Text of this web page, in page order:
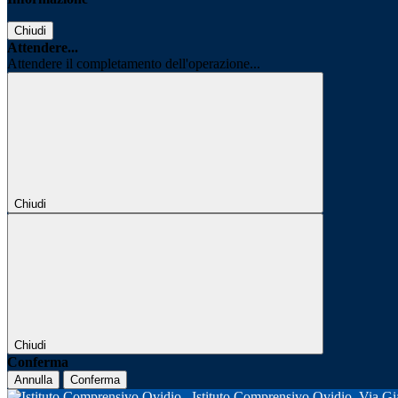
Chiudi
Attendere...
Attendere il completamento dell'operazione...
Chiudi
Chiudi
Conferma
Annulla Conferma